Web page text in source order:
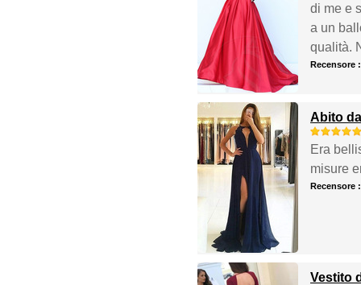
di me e
a un
qualità.
Recensore
Abito
Era
misure
Recensore
Vestito